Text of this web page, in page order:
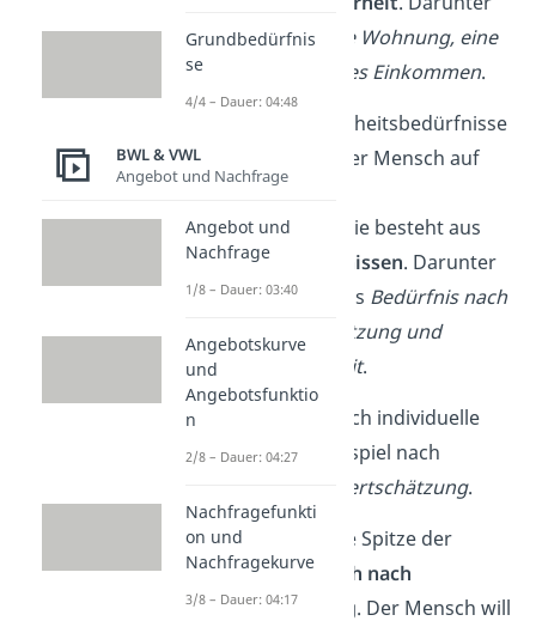
fällt zum Beispiel eine Wohnung, eine
Arbeit und ein sicheres Einkommen.
Wenn auch die Sicherheitsbedürfnisse
gedeckt sind, rückt der Mensch auf
die dritte Ebene der
Bedürfnispyramide. Sie besteht aus
densozialen Bedürfnissen. Darunter
fallen zum Beispiel das Bedürfnis nach
Zuneigung, Unterstützung und
sozialer Zugehörigkeit.
Danach entwickeln sich individuelle
Bedürfnisse, zum Beispiel nach
Anerkennung und Wertschätzung.
Zuletzt verkörpert die Spitze der
Pyramide denWunsch nach
Selbstverwirklichung. Der Mensch will
Grundbedürfnis
se
4/4 – Dauer: 04:48
BWL & VWL
Angebot und Nachfrage
Angebot und
Nachfrage
1/8 – Dauer: 03:40
Angebotskurve
und
Angebotsfunktio
n
2/8 – Dauer: 04:27
Nachfragefunkti
on und
Nachfragekurve
3/8 – Dauer: 04:17